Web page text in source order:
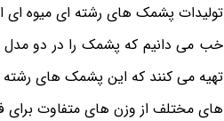
تولیدات پشمک های رشته ای میوه ای
خب می دانیم که پشمک را در دو مدل
تهیه می کنند که این پشمک های رشته
های مختلف از وزن های متفاوت